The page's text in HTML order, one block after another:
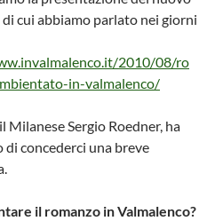
cui abbiamo parlato nei giorni
2010/08/ro
in-valmalenco/
il Milanese Sergio Roedner, ha
di concederci una breve
il romanzo in Valmalenco?